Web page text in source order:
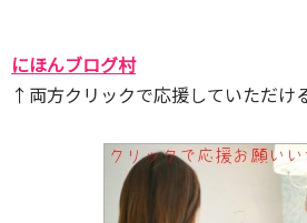
にほんブログ村
↑両方クリックで応援していただけ